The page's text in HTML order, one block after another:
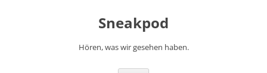
Sneakpod
Hören, was wir gesehen haben.